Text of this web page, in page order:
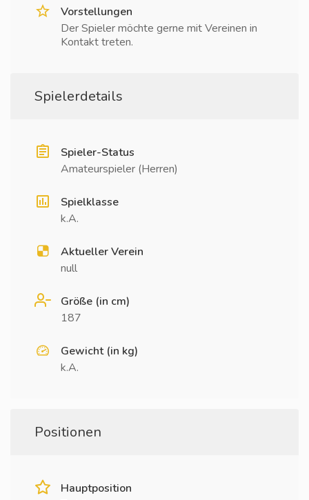
Vorstellungen
Der Spieler möchte gerne mit Vereinen in
Kontakt treten.
Spielerdetails
Spieler-Status
Amateurspieler (Herren)
Spielklasse
k.A.
Aktueller Verein
null
Größe (in cm)
187
Gewicht (in kg)
k.A.
Positionen
Hauptposition